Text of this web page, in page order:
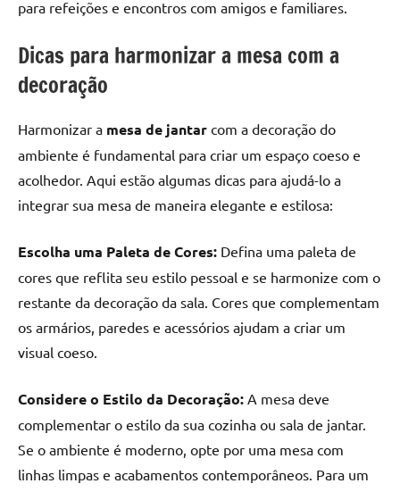
para refeições e encontros com amigos e familiares.
Dicas para harmonizar a mesa com a
decoração
Harmonizar a mesa de jantar com a decoração do
ambiente é fundamental para criar um espaço coeso e
acolhedor. Aqui estão algumas dicas para ajudá-lo a
integrar sua mesa de maneira elegante e estilosa:
Escolha uma Paleta de Cores: Defina uma paleta de
cores que reflita seu estilo pessoal e se harmonize com o
restante da decoração da sala. Cores que complementam
os armários, paredes e acessórios ajudam a criar um
visual coeso.
Considere o Estilo da Decoração: A mesa deve
complementar o estilo da sua cozinha ou sala de jantar.
Se o ambiente é moderno, opte por uma mesa com
linhas limpas e acabamentos contemporâneos. Para um